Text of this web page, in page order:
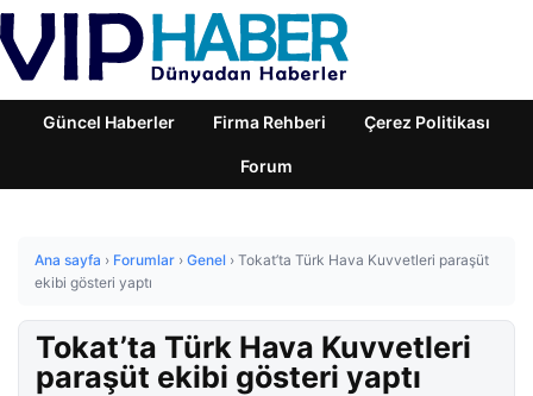
Güncel Haberler Firma Rehberi Çerez Politikası
Forum
Ana sayfa › Forumlar › Genel › Tokat’ta Türk Hava Kuvvetleri paraşüt
ekibi gösteri yaptı
Tokat’ta Türk Hava Kuvvetleri
paraşüt ekibi gösteri yaptı